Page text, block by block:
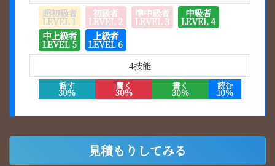
超初級者
LEVEL 1
初級者
LEVEL 2
準中級者
LEVEL 3
中級者
LEVEL 4
中上級者
LEVEL 5
上級者
LEVEL 6
4技能
話す
30%
聞く
30%
書く
30%
読む
10%
見積もりしてみる